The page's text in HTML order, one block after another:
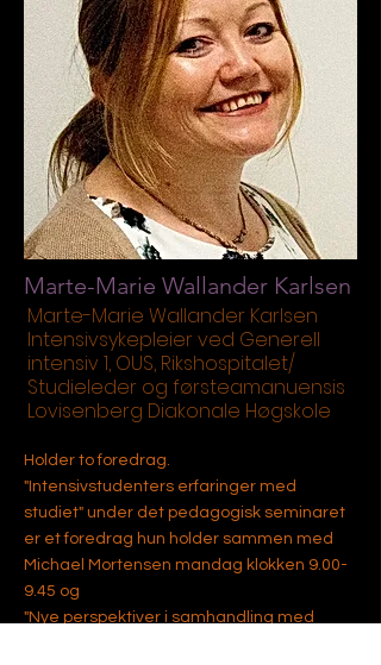
Marte-Marie Wallander Karlsen
Marte-Marie Wallander Karlsen
Intensivsykepleier ved Generell
intensiv 1, OUS, Rikshospitalet/
Studieleder og førsteamanuensis
Lovisenberg Diakonale Høgskole
Holder to foredrag.
"Intensivstudenters erfaringer med
studiet" under det pedagogisk seminaret
er et foredrag hun holder sammen med
Michael Mortensen mandag klokken 9.00-
9.45 og
"Nye perspektiver i samhandling med